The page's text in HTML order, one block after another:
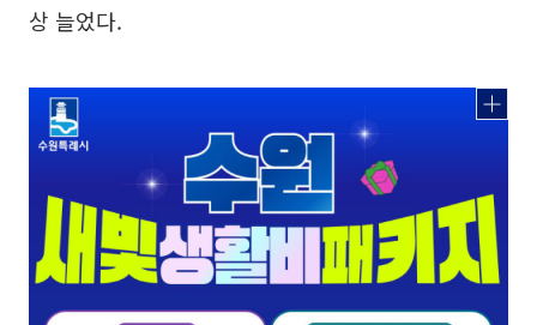
상 늘었다.